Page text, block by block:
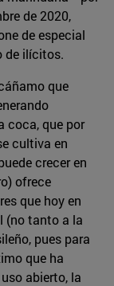
de 2020,
de especial
de ilícitos.
que
coca, que por
cultiva en
crecer en
ofrece
que hoy en
(no tanto a la
pues para
que ha
abierto, la